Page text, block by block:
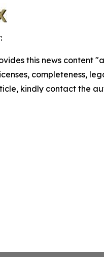
this news content
completeness,
kindly contact the